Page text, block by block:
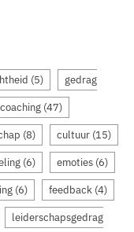
(5) gedrag
coaching (47)
(8) cultuur (15)
(6) emoties (6)
(6) feedback (4)
leiderschapsgedrag